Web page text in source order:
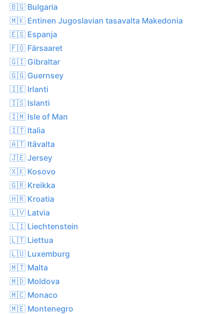
🇧🇬 Bulgaria
🇲🇰 Entinen Jugoslavian tasavalta Makedonia
🇪🇸 Espanja
🇫🇴 Färsaaret
🇬🇮 Gibraltar
🇬🇬 Guernsey
🇮🇪 Irlanti
🇮🇸 Islanti
🇮🇲 Isle of Man
🇮🇹 Italia
🇦🇹 Itävalta
🇯🇪 Jersey
🇽🇰 Kosovo
🇬🇷 Kreikka
🇭🇷 Kroatia
🇱🇻 Latvia
🇱🇮 Liechtenstein
🇱🇹 Liettua
🇱🇺 Luxemburg
🇲🇹 Malta
🇲🇩 Moldova
🇲🇨 Monaco
🇲🇪 Montenegro